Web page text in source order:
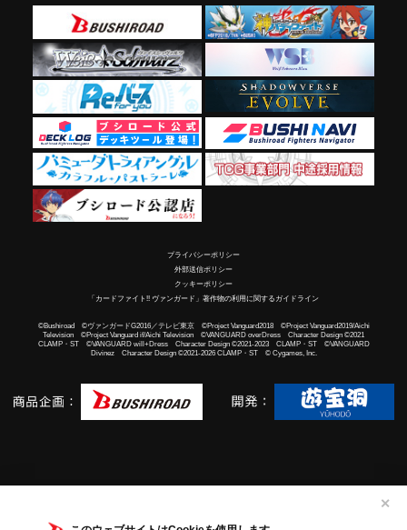
✕
プライバシーポリシー
外部送信ポリシー
クッキーポリシー
「カードファイト!! ヴァンガード」著作物の利用に関するガイドライン
©Bushiroad ©ヴァンガードG2016／テレビ東京 ©Project Vanguard2018 ©Project Vanguard2019/Aichi
Television ©Project Vanguard if/Aichi Television ©VANGUARD overDress Character Design ©2021
CLAMP・ST ©VANGUARD will+Dress Character Design ©2021-2023 CLAMP・ST ©VANGUARD
Divinez Character Design ©2021-2026 CLAMP・ST © Cygames, Inc.